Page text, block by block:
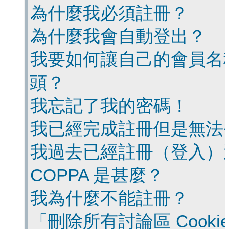
為什麼我必須註冊？
為什麼我會自動登出？
我要如何讓自己的會員
頭？
我忘記了我的密碼！
我已經完成註冊但是無
我過去已經註冊（登入
COPPA 是甚麼？
我為什麼不能註冊？
「刪除所有討論區